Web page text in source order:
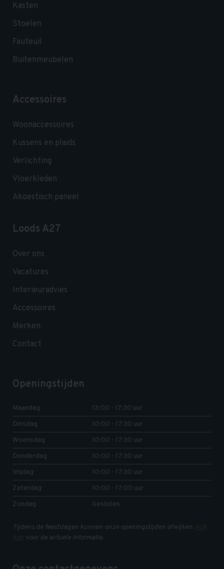
Kasten
Stoelen
Fauteuil
Buitenmeubelen
Accessoires
Woonaccessoires
Kussens en plaids
Verlichting
Vloerkleden
Akoestisch paneel
Loods A27
Over ons
Vacatures
Interieuradvies
Accessoires
Merken
Contact
Openingstijden
Maandag
13:00 - 17:30 uur
Dinsdag
10:00 - 17:30 uur
Woensdag
10:00 - 17:30 uur
Donderdag
10:00 - 17:30 uur
Vrijdag
10:00 - 17:30 uur
Zaterdag
10:00 - 17:00 uur
Zondag
Gesloten
Tijdens de feestdagen kunnen onze openingstijden afwijken. Klik
hiervoor de actuele informatie.